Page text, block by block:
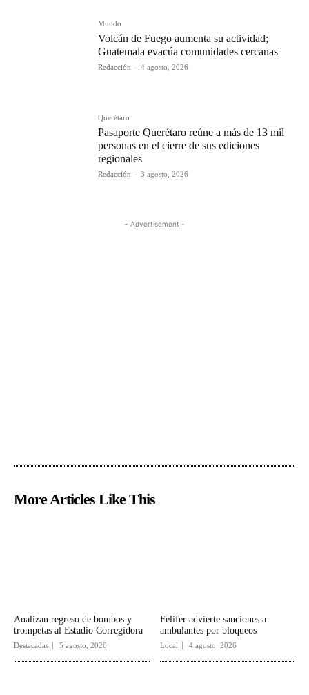
Mundo
Volcán de Fuego aumenta su actividad;
Guatemala evacúa comunidades cercanas
Redacción - 4 agosto, 2026
Querétaro
Pasaporte Querétaro reúne a más de 13 mil
personas en el cierre de sus ediciones
regionales
Redacción - 3 agosto, 2026
- Advertisement -
More Articles Like This
Analizan regreso de bombos y
trompetas al Estadio Corregidora
Destacadas 5 agosto, 2026
Felifer advierte sanciones a
ambulantes por bloqueos
Local 4 agosto, 2026